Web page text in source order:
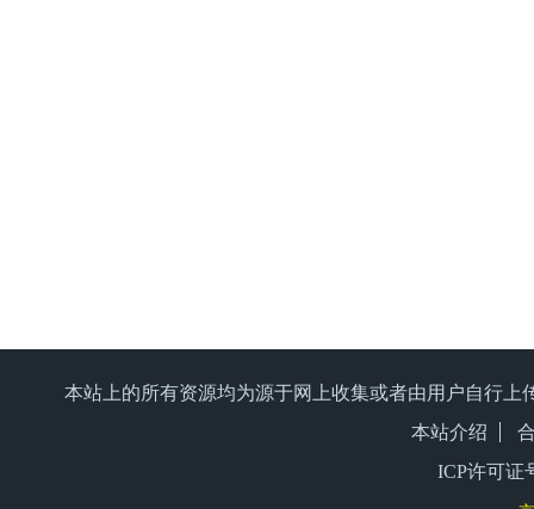
本站上的所有资源均为源于网上收集或者由用户自行
本站介绍
ICP许可证